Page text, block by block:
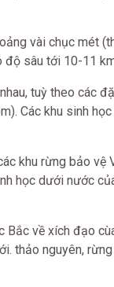
vài chục mét
sâu tới 10-11
tuỳ theo các
Các khu sinh
khu rừng bảo vệ
học dưới nước
về xích đạo
thảo nguyên,